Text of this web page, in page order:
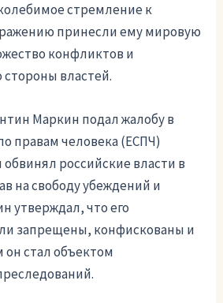
стремление к
принесли ему мировую
конфликтов и
властей.
Маркин подал жалобу в
правам человека (ЕСПЧ)
российские власти в
на свободу убеждений и
утверждал, что его
запрещены, конфискованы и
стал объектом